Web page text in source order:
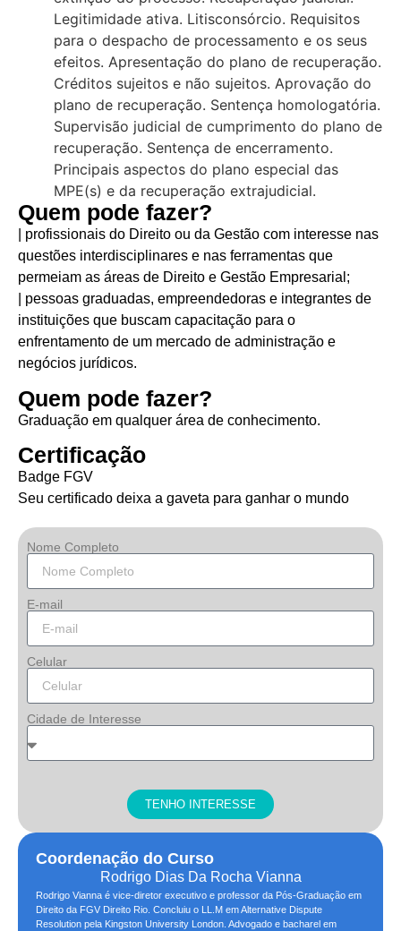
Legitimidade ativa. Litisconsórcio. Requisitos
para o despacho de processamento e os seus
efeitos. Apresentação do plano de recuperação.
Créditos sujeitos e não sujeitos. Aprovação do
plano de recuperação. Sentença homologatória.
Supervisão judicial de cumprimento do plano de
recuperação. Sentença de encerramento.
Principais aspectos do plano especial das
MPE(s) e da recuperação extrajudicial.
Quem pode fazer?
| profissionais do Direito ou da Gestão com interesse nas
questões interdisciplinares e nas ferramentas que
permeiam as áreas de Direito e Gestão Empresarial;
| pessoas graduadas, empreendedoras e integrantes de
instituições que buscam capacitação para o
enfrentamento de um mercado de administração e
negócios jurídicos.
Quem pode fazer?
Graduação em qualquer área de conhecimento.
Certificação
Badge FGV
Seu certificado deixa a gaveta para ganhar o mundo
Nome Completo
E-mail
Celular
Cidade de Interesse
TENHO INTERESSE
Coordenação do Curso
Rodrigo Dias Da Rocha Vianna
Rodrigo Vianna é vice-diretor executivo e professor da Pós-Graduação em
Direito da FGV Direito Rio. Concluiu o LL.M em Alternative Dispute
Resolution pela Kingston University London. Advogado e bacharel em